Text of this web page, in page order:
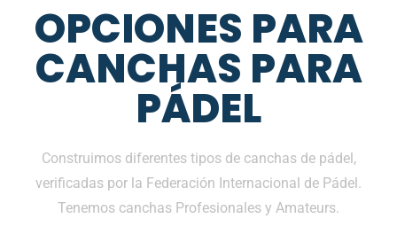
OPCIONES PARA
CANCHAS PARA
PÁDEL
Construimos diferentes tipos de canchas de pádel,
verificadas por la Federación Internacional de Pádel.
Tenemos canchas Profesionales y Amateurs.